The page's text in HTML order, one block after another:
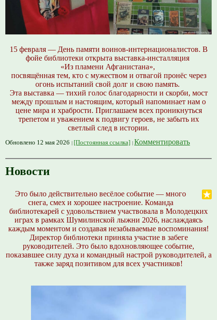
15 февраля — День памяти воинов-интернационалистов. В
фойе библиотеки открыта выставка-инсталляция
«Из пламени Афганистана»,
посвящённая тем, кто с мужеством и отвагой пронёс через
огонь испытаний свой долг и свою память.
Эта выставка — тихий голос благодарности и скорби, мост
между прошлым и настоящим, который напоминает нам о
цене мира и храбрости. Приглашаем всех проникнуться
трепетом и уважением к подвигу героев, не забыть их
светлый след в истории.
Обновлено 12 мая 2026 [Постоянная ссылка] Комментировать
Новости
Это было действительно весёлое событие — много
снега, смех и хорошее настроение. Команда
библиотекарей с удовольствием участвовала в Молодецких
играх в рамках Шумилинской лыжни 2026, наслаждаясь
каждым моментом и создавая незабываемые воспоминания!
Директор библиотеки приняла участие в забеге
руководителей. Это было вдохновляющее событие,
показавшее силу духа и командный настрой руководителей, а
также заряд позитивом для всех участников!